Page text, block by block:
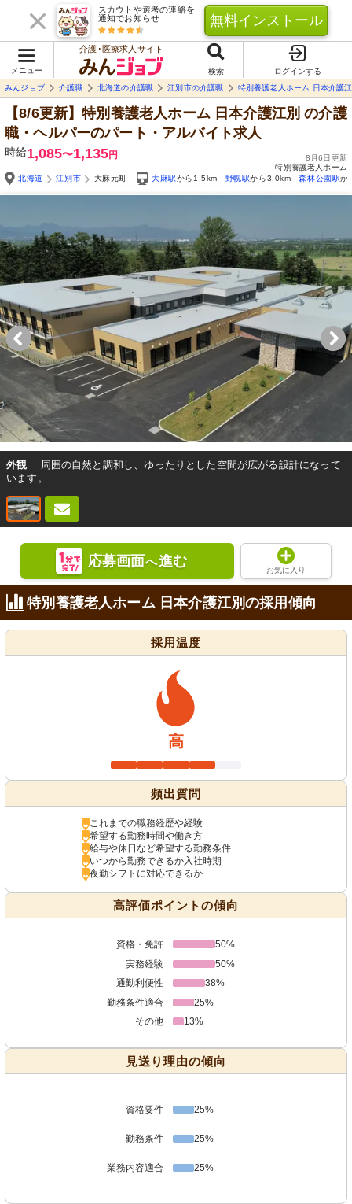
スカウトや選考の連絡を
通知でお知らせ
無料インストール
メニュー
介護･医療求人サイト
検索
ログインする
みんジョブ
介護職 北海道の介護職 江別市の介護職 特別養護老人ホーム 日本介護
【8/6更新】特別養護老人ホーム 日本介護江別 の介護
職・ヘルパーのパート・アルバイト求人
時給1,085〜1,135円
8月6日更新
特別養護老人ホーム
北海道
江別市 大麻元町 大麻駅から1.5km 野幌駅から3.0km 森林公園駅か
外観
周囲の自然と調和し、ゆったりとした空間が広がる設計になって
います。
応募画面へ進む
お気に入り
特別養護老人ホーム 日本介護江別の採用傾向
採用温度
高
頻出質問
これまでの職務経歴や経験
希望する勤務時間や働き方
給与や休日など希望する勤務条件
いつから勤務できるか入社時期
夜勤シフトに対応できるか
高評価ポイントの傾向
資格・免許
50%
実務経験
50%
通勤利便性
38%
勤務条件適合
25%
その他
13%
見送り理由の傾向
資格要件 25%
勤務条件 25%
業務内容適合 25%